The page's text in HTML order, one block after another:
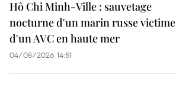
Hô Chi Minh-Ville : sauvetage
nocturne d'un marin russe victime
d'un AVC en haute mer
04/08/2026 14:51